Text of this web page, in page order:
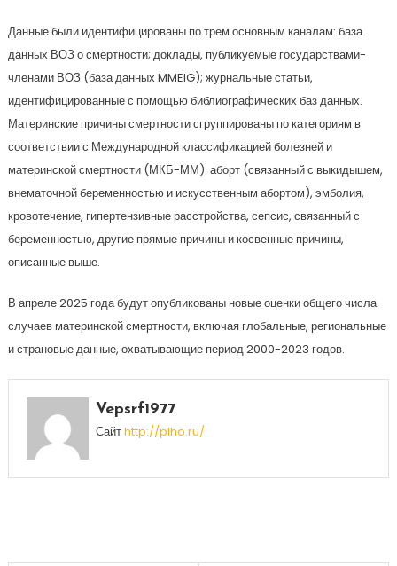
Данные были идентифицированы по трем основным каналам: база
данных ВОЗ о смертности; доклады, публикуемые государствами-
членами ВОЗ (база данных MMEIG); журнальные статьи,
идентифицированные с помощью библиографических баз данных.
Материнские причины смертности сгруппированы по категориям в
соответствии с Международной классификацией болезней и
материнской смертности (МКБ-ММ): аборт (связанный с выкидышем,
внематочной беременностью и искусственным абортом), эмболия,
кровотечение, гипертензивные расстройства, сепсис, связанный с
беременностью, другие прямые причины и косвенные причины,
описанные выше.
В апреле 2025 года будут опубликованы новые оценки общего числа
случаев материнской смертности, включая глобальные, региональные
и страновые данные, охватывающие период 2000-2023 годов.
Vepsrf1977
Сайтhttp://plho.ru/